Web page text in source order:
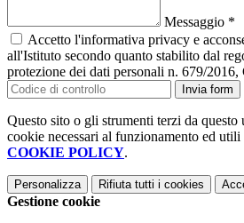
Messaggio *
Accetto l'informativa privacy e
all'Istituto secondo quanto stabilito dal
protezione dei dati personali n. 679/2016,
Invia form
Questo sito o gli strumenti terzi da
cookie necessari al funzionamento ed
COOKIE POLICY.
Personalizza Rifiuta tutti i cookies
Gestione cookie